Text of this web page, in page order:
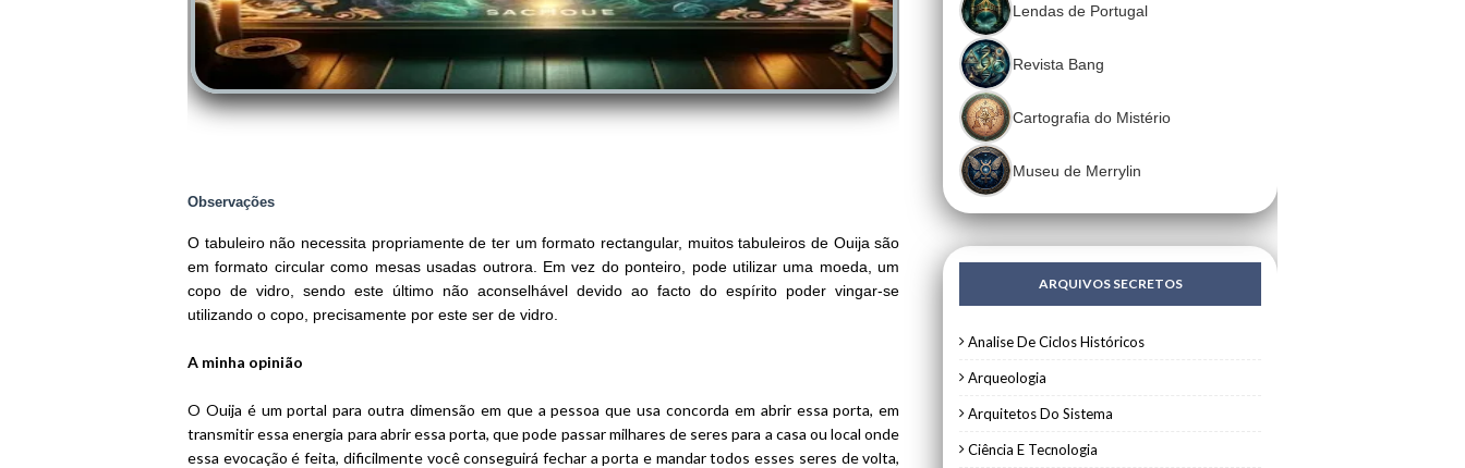
Observações
O tabuleiro não necessita propriamente de ter um formato rectangular, muitos tabuleiros de Ouija são
em formato circular como mesas usadas outrora. Em vez do ponteiro, pode utilizar uma moeda, um
copo de vidro, sendo este último não aconselhável devido ao facto do espírito poder vingar-se
utilizando o copo, precisamente por este ser de vidro.
A minha opinião
O Ouija é um portal para outra dimensão em que a pessoa que usa concorda em abrir essa porta, em
transmitir essa energia para abrir essa porta, que pode passar milhares de seres para a casa ou local onde
essa evocação é feita, dificilmente você conseguirá fechar a porta e mandar todos esses seres de volta,
Lendas de Portugal
Revista Bang
Cartografia do Mistério
Museu de Merrylin
ARQUIVOS SECRETOS
Analise De Ciclos Históricos
Arqueologia
Arquitetos Do Sistema
Ciência E Tecnologia